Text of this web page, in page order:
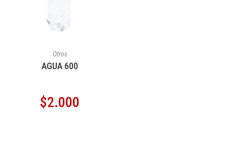
Otros
AGUA 600
$2.000